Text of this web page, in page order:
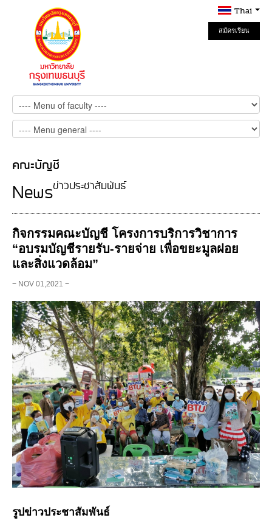
Thai
สมัครเรียน
Online
คณะบัญชี
ข่าวประชาสัมพันธ์
News
กิจกรรมคณะบัญชี โครงการบริการวิชาการ
“อบรมบัญชีรายรับ-รายจ่าย เพื่อขยะมูลฝอย
และสิ่งแวดล้อม”
− NOV 01,2021 −
รูปข่าวประชาสัมพันธ์